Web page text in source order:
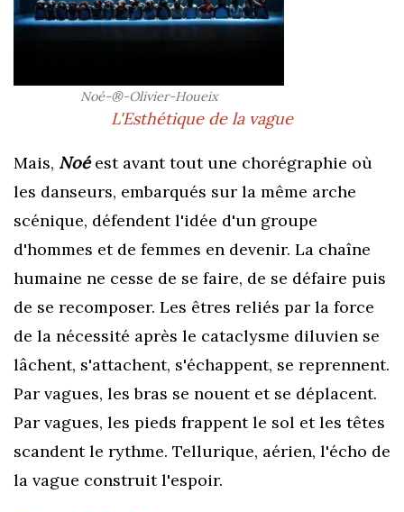
Noé-®-Olivier-Houeix
L'Esthétique de la vague
Mais, Noéest avant tout une chorégraphie où
les danseurs, embarqués sur la même arche
scénique, défendent l'idée d'un groupe
d'hommes et de femmes en devenir. La chaîne
humaine ne cesse de se faire, de se défaire puis
de se recomposer. Les êtres reliés par la force
de la nécessité après le cataclysme diluvien se
lâchent, s'attachent, s'échappent, se reprennent.
Par vagues, les bras se nouent et se déplacent.
Par vagues, les pieds frappent le sol et les têtes
scandent le rythme. Tellurique, aérien, l'écho de
la vague construit l'espoir.